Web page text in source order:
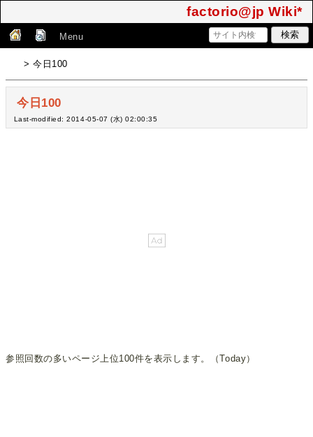
factorio@jp Wiki*
Menu
> 今日100
今日100
Last-modified: 2014-05-07 (水) 02:00:35
参照回数の多いページ上位100件を表示します。（Today）